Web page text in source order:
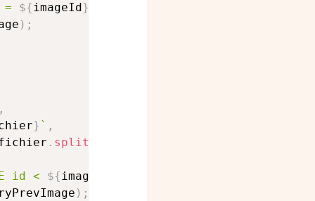
= ${imageId }
) ;
,
} ` ,
. split
id < ${imageId
) ;